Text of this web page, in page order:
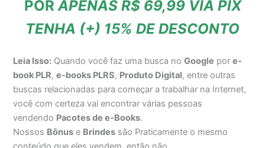
PORAPENAS R$ 69,99 VIA PIX
TENHA (+) 15% DE DESCONTO
Leia Isso: Quando você faz uma busca noGoogle pore-
book PLR,e-books PLRS, Produto Digital, entre outras
buscas relacionadas para começar a trabalhar na Internet,
você com certeza vai encontrar várias pessoas
vendendo Pacotes de e-Books.
Nossos Bônus e Brindes são Praticamente o mesmo